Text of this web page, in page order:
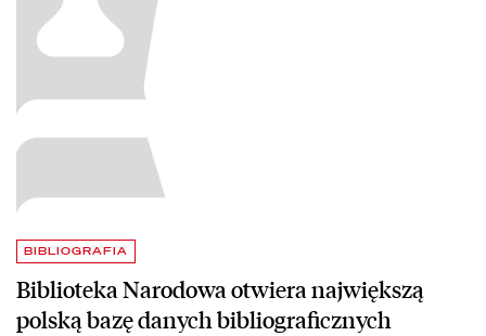
BIBLIOGRAFIA
Biblioteka Narodowa otwiera największą
polską bazę danych bibliograficznych